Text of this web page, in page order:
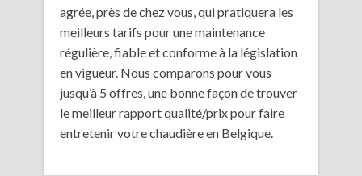
agrée, près de chez vous, qui pratiquera les
meilleurs tarifs pour une maintenance
régulière, fiable et conforme à la législation
en vigueur. Nous comparons pour vous
jusqu’à 5 offres, une bonne façon de trouver
le meilleur rapport qualité/prix pour faire
entretenir votre chaudière en Belgique.